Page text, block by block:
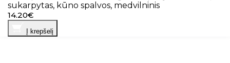
sukarpytas, kūno spalvos, medvilninis
14.20€
Į krepšelį